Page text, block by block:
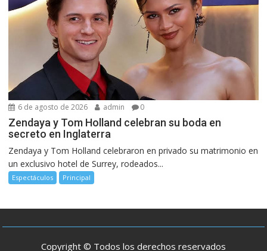
6 de agosto de 2026 admin 0
Zendaya y Tom Holland celebran su boda en
secreto en Inglaterra
Zendaya y Tom Holland celebraron en privado su matrimonio en
un exclusivo hotel de Surrey, rodeados...
Espectáculos Principal
Copyright © Todos los derechos reservados